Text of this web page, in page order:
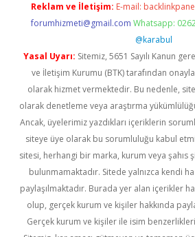
Reklam ve İletişim: E-mail:
forumhizmeti@gmail.com Whatsapp:
@karabul
Yasal Uyarı: Sitemiz, 5651 Sayılı Kanun
ve İletişim Kurumu (BTK) tarafından
olarak hizmet vermektedir. Bu nedenle,
olarak denetleme veya araştırma
Ancak, üyelerimiz yazdıkları içeriklerin
siteye üye olarak bu sorumluluğu kabul
sitesi, herhangi bir marka, kurum veya şahıs
bulunmamaktadır. Sitede yalnızca kendi
paylaşılmaktadır. Burada yer alan içerikler
olup, gerçek kurum ve kişiler hakkında
Gerçek kurum ve kişiler ile isim